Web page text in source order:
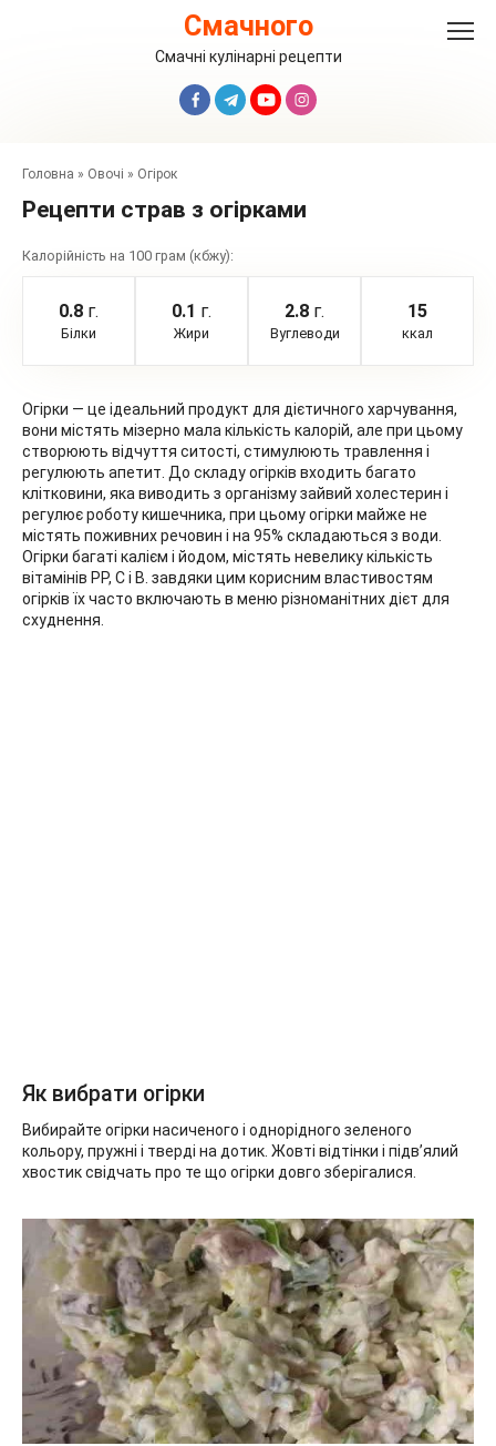
Смачного
Смачні кулінарні рецепти
Головна » Овочі » Огірок
Рецепти страв з огірками
Калорійність на 100 грам (кбжу):
0.8 г.
Білки
0.1 г.
Жири
2.8 г.
Вуглеводи
15
ккал
Огірки — це ідеальний продукт для дієтичного харчування,
вони містять мізерно мала кількість калорій, але при цьому
створюють відчуття ситості, стимулюють травлення і
регулюють апетит. До складу огірків входить багато
клітковини, яка виводить з організму зайвий холестерин і
регулює роботу кишечника, при цьому огірки майже не
містять поживних речовин і на 95% складаються з води.
Огірки багаті калієм і йодом, містять невелику кількість
вітамінів PP, C і B. завдяки цим корисним властивостям
огірків їх часто включають в меню різноманітних дієт для
схуднення.
Як вибрати огірки
Вибирайте огірки насиченого і однорідного зеленого
кольору, пружні і тверді на дотик. Жовті відтінки і підв’ялий
хвостик свідчать про те що огірки довго зберігалися.